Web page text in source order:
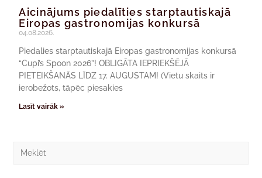
Aicinājums piedalīties starptautiskajā
Eiropas gastronomijas konkursā
04.08.2026.
Piedalies starptautiskajā Eiropas gastronomijas konkursā
“Cupi’s Spoon 2026”! OBLIGĀTA IEPRIEKŠĒJĀ
PIETEIKŠANĀS LĪDZ 17. AUGUSTAM! (Vietu skaits ir
ierobežots, tāpēc piesakies
Lasīt vairāk »